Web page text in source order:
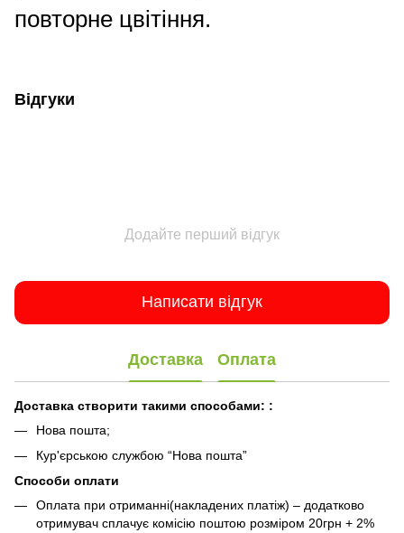
повторне цвітіння.
Відгуки
Додайте перший відгук
Написати відгук
Доставка Оплата
Доставка створити такими способами: :
Нова пошта;
Кур'єрською службою “Нова пошта”
Способи оплати
Оплата при отриманні(накладених платіж) – додатково
отримувач сплачує комісію поштою розміром 20грн + 2%